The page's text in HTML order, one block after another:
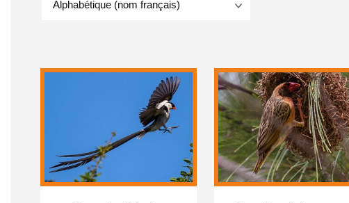
Alphabétique (nom français)